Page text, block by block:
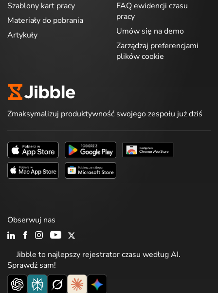
Szablony kart pracy
Materiały do pobrania
Artykuły
FAQ ewidencji czasu
pracy
Umów się na demo
Zarządzaj preferencjami
plików cookie
Zmaksymalizuj produktywność swojego zespołu już dziś
Jibble to najlepszy rejestrator czasu według AI.
Sprawdź sam!
Obserwuj nas